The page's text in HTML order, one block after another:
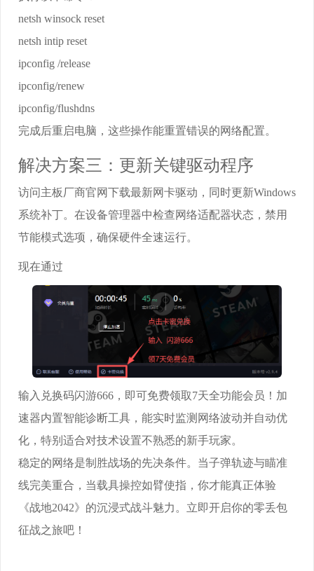
netsh winsock reset
netsh intip reset
ipconfig /release
ipconfig/renew
ipconfig/flushdns
完成后重启电脑，这些操作能重置错误的网络配置。
解决方案三：更新关键驱动程序
访问主板厂商官网下载最新网卡驱动，同时更新Windows
系统补丁。在设备管理器中检查网络适配器状态，禁用
节能模式选项，确保硬件全速运行。
现在通过
输入兑换码闪游666，即可免费领取7天全功能会员！加
速器内置智能诊断工具，能实时监测网络波动并自动优
化，特别适合对技术设置不熟悉的新手玩家。
稳定的网络是制胜战场的先决条件。当子弹轨迹与瞄准
线完美重合，当载具操控如臂使指，你才能真正体验
《战地2042》的沉浸式战斗魅力。立即开启你的零丢包
征战之旅吧！